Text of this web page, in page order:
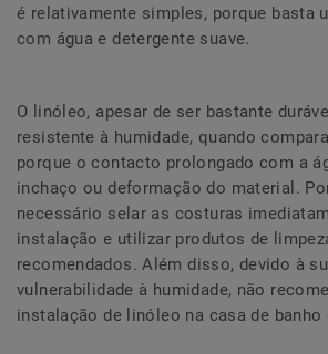
é relativamente simples, porque basta
com água e detergente suave.
O linóleo, apesar de ser bastante
resistente à humidade, quando
porque o contacto prolongado com a
inchaço ou deformação do material.
necessário selar as costuras
instalação e utilizar produtos de
recomendados. Além disso, devido à
vulnerabilidade à humidade, não
instalação de linóleo na casa de banho